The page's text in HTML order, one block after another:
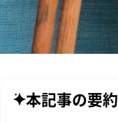
本記事の要約